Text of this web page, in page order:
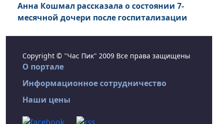
Анна Кошмал рассказала о состоянии 7-
месячной дочери после госпитализации
Copyright © "Час Пик" 2009 Все права защищены
О портале
Информационное сотрудничество
Наши цены